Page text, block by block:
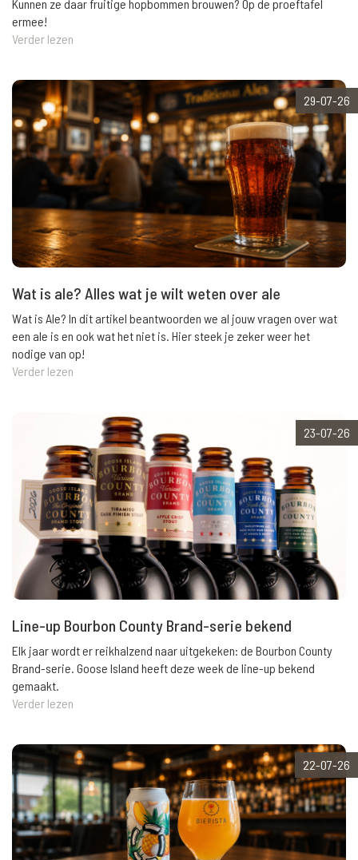
Kunnen ze daar fruitige hopbommen brouwen? Op de proeftafel
ermee!
Verder lezen
29-07-26
Wat is ale? Alles wat je wilt weten over ale
Wat is Ale? In dit artikel beantwoorden we al jouw vragen over wat
een ale is en ook wat het niet is. Hier steek je zeker weer het
nodige van op!
Verder lezen
23-07-26
Line-up Bourbon County Brand-serie bekend
Elk jaar wordt er reikhalzend naar uitgekeken: de Bourbon County
Brand-serie. Goose Island heeft deze week de line-up bekend
gemaakt.
Verder lezen
22-07-26